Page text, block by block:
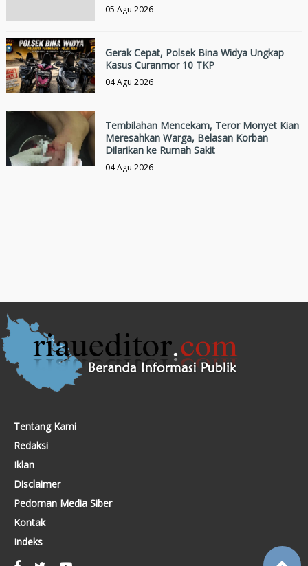
05 Agu 2026
Gerak Cepat, Polsek Bina Widya Ungkap
Kasus Curanmor 10 TKP
04 Agu 2026
Tembilahan Mencekam, Teror Monyet Kian
Meresahkan Warga, Belasan Korban
Dilarikan ke Rumah Sakit
04 Agu 2026
Tentang Kami
Redaksi
Iklan
Disclaimer
Pedoman Media Siber
Kontak
Indeks